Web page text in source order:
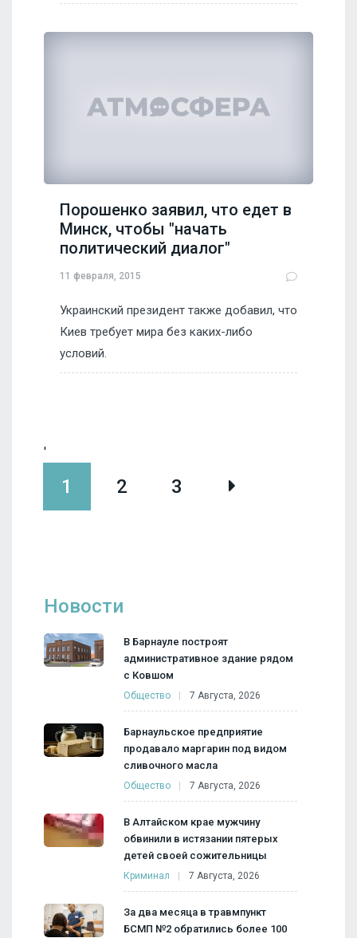
Порошенко заявил, что едет в
Минск, чтобы "начать
политический диалог"
11 февраля, 2015
Украинский президент также добавил, что
Киев требует мира без каких-либо
условий.
'
1 2 3
Новости
В Барнауле построят
административное здание рядом
с Ковшом
Общество 7 Августа, 2026
Барнаульское предприятие
продавало маргарин под видом
сливочного масла
Общество 7 Августа, 2026
В Алтайском крае мужчину
обвинили в истязании пятерых
детей своей сожительницы
Криминал 7 Августа, 2026
За два месяца в травмпункт
БСМП №2 обратились более 100